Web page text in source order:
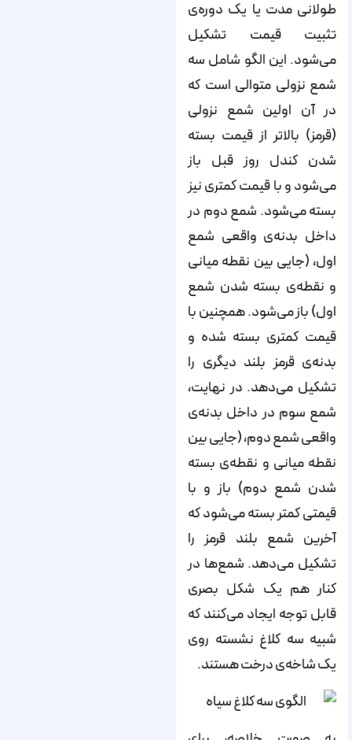
طولانی مدت یا یک دوره‌ی
تثبیت قیمت تشکیل
می‌شود. این الگو شامل سه
شمع نزولی متوالی است که
در آن اولین شمع نزولی
(قرمز) بالاتر از قیمت بسته
شدن کندل روز قبل باز
می‌شود و با قیمت کمتری نیز
بسته می‌شود. شمع دوم در
داخل بدنه‌ی واقعی شمع
اول، (جایی بین نقطه میانی
و نقطه‌ی بسته شدن شمع
اول) باز می‌شود. همچنین با
قیمت کمتری بسته شده و
بدنه‌ی قرمز بلند دیگری را
تشکیل می‌دهد. در نهایت،
شمع سوم در داخل بدنه‌ی
واقعی شمع دوم، (جایی بین
نقطه میانی و نقطه‌ی بسته
شدن شمع دوم) باز و با
قیمتی کمتر بسته می‌شود که
آخرین شمع بلند قرمز را
تشکیل می‌دهد. شمع‌ها در
کنار هم یک شکل بصری
قابل توجه ایجاد می‌کنند که
شبیه سه کلاغ نشسته روی
یک شاخه‌‌‌‌‌‌‌‌‌‌‌‌‌‌‌‌‌‌‌‌‌‌‌‌‌‌‌‌‌‌‌‌‌‌‌‌‌‌ی درخت هستند.